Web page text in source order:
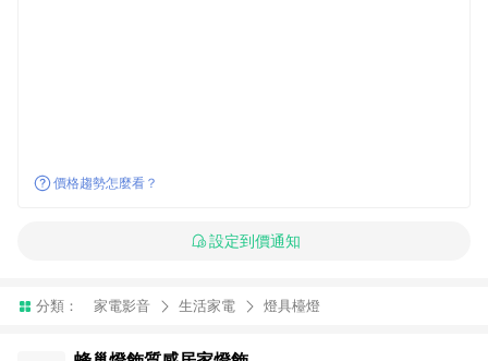
價格趨勢怎麼看？
設定到價通知
分類： 家電影音 生活家電 燈具檯燈